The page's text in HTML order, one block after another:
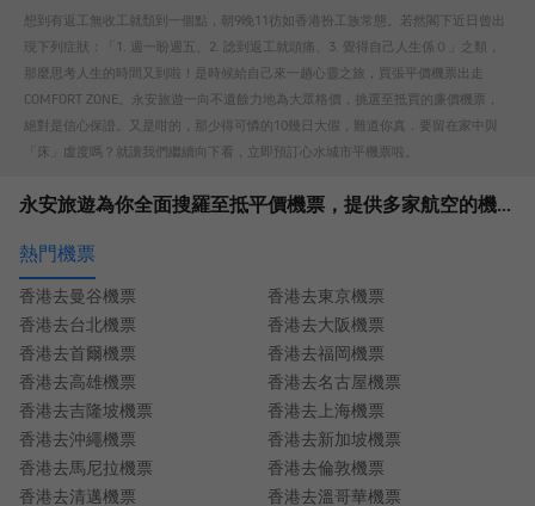
想到有返工無收工就頹到一個點，朝9晚11彷如香港扮工族常態。若然閣下近日曾出
現下列症狀：「1. 週一盼週五、2. 諗到返工就頭痛、3. 覺得自己人生係０」之類，
那麼思考人生的時間又到啦！是時候給自己來一趟心靈之旅，買張平價機票出走
COMFORT ZONE。永安旅遊一向不遺餘力地為大眾格價，挑選至抵買的廉價機票，
絕對是信心保證。又是咁的，那少得可憐的10幾日大假，難道你真．要留在家中與
「床」虛度嗎？就讓我們繼續向下看，立即預訂心水城市平機票啦。
永安旅遊為你全面搜羅至抵平價機票，提供多家航空的機票比價和機票折扣優惠，讓你無負擔出遊。立即預定並查詢平價機票優惠！
熱門機票
香港去曼谷機票
香港去東京機票
香港去台北機票
香港去大阪機票
香港去首爾機票
香港去福岡機票
香港去高雄機票
香港去名古屋機票
香港去吉隆坡機票
香港去上海機票
香港去沖繩機票
香港去新加坡機票
香港去馬尼拉機票
香港去倫敦機票
香港去清邁機票
香港去溫哥華機票